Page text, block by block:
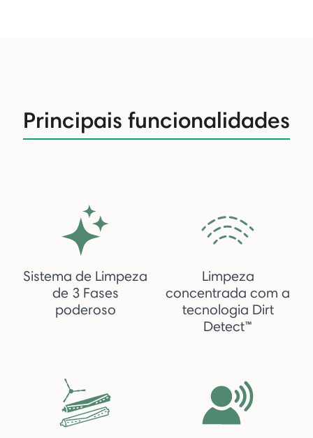
Principais funcionalidades
Sistema de Limpeza
de 3 Fases
poderoso
Limpeza
concentrada com a
tecnologia Dirt
Detect™